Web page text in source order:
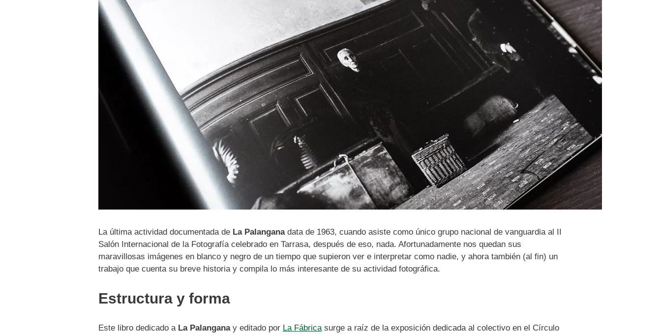
La última actividad documentada de La Palanganadata de 1963, cuando asiste como único grupo nacional de vanguardia al II
Salón Internacional de la Fotografía celebrado en Tarrasa, después de eso, nada. Afortunadamente nos quedan sus
maravillosas imágenes en blanco y negro de un tiempo que supieron ver e interpretar como nadie, y ahora también (al fin) un
trabajo que cuenta su breve historia y compila lo más interesante de su actividad fotográfica.
Estructura y forma
Este libro dedicado a La Palanganay editado por La Fábricasurge a raíz de la exposición dedicada al colectivo en el Círculo